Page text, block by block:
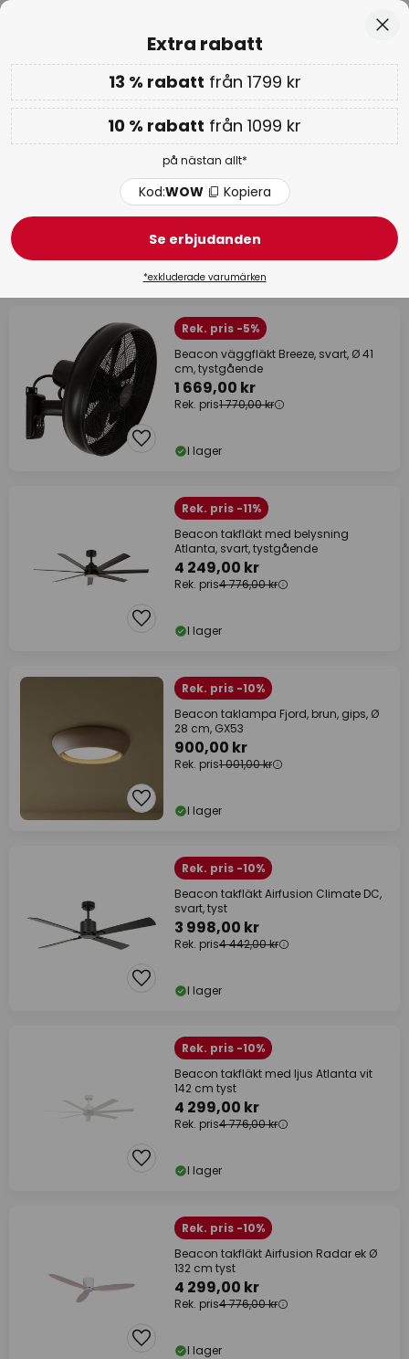
Endast
00D 19T 56M 59S
Extra rabatt: 10 % från 1099 kr eller 13 % från 1799 kr-
på nästan allt
Kod:WOW Kopiera
WOW-veckan:upp till -70 % >
Beacon Lighting
Rek. pris -5%
Beacon väggfläkt Breeze, svart, Ø 41
cm, tystgående
1 669,00 kr
Rek. pris1 770,00 kr
I lager
Rek. pris -11%
Beacon takfläkt med belysning
Atlanta, svart, tystgående
4 249,00 kr
Rek. pris4 776,00 kr
I lager
Rek. pris -10%
Beacon taklampa Fjord, brun, gips, Ø
28 cm, GX53
900,00 kr
Rek. pris1 001,00 kr
I lager
Rek. pris -10%
Beacon takfläkt Airfusion Climate DC,
svart, tyst
3 998,00 kr
Rek. pris4 442,00 kr
I lager
Rek. pris -10%
Beacon takfläkt med ljus Atlanta vit
142 cm tyst
4 299,00 kr
Rek. pris4 776,00 kr
I lager
Rek. pris -10%
Beacon takfläkt Airfusion Radar ek Ø
132 cm tyst
4 299,00 kr
Rek. pris4 776,00 kr
I lager
Extra rabatt
13 % rabatt från 1799 kr
10 % rabatt från 1099 kr
på nästan allt*
Kod:WOW Kopiera
Se erbjudanden
*exkluderade varumärken